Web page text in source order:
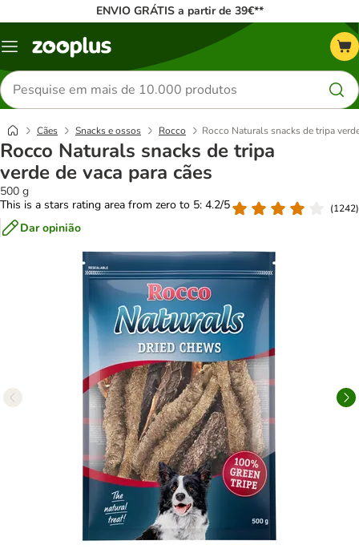
ENVIO GRÁTIS a partir de 39€**
Menu
Pesquisar
produtos
Cães Snacks e ossos Rocco Rocco Naturals snacks de tripa
Rocco Naturals snacks de tripa
verde de vaca para cães
500 g
This is a stars rating area from zero to 5: 4.2/5
(1242)
Dar opinião